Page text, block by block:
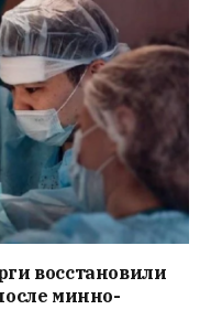
восстановили
минно-